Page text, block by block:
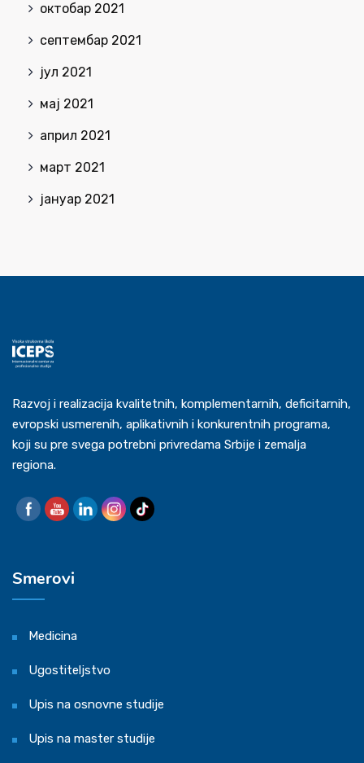
октобар 2021
септембар 2021
јул 2021
мај 2021
април 2021
март 2021
јануар 2021
Razvoj i realizacija kvalitetnih, komplementarnih, deficitarnih,
evropski usmerenih, aplikativnih i konkurentnih programa,
koji su pre svega potrebni privredama Srbije i zemalja
regiona.
Smerovi
Medicina
Ugostiteljstvo
Upis na osnovne studije
Upis na master studije